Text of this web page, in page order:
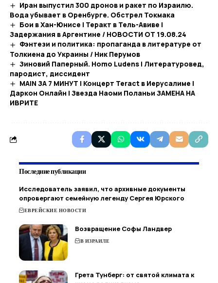
Иран выпустил 300 дронов и ракет по Израилю.
Вода убывает в Оренбурге. Обстрел Токмака
Бои в Хан-Юнисе | Теракт в Тель-Авиве |
Задержания в Аргентине / НОВОСТИ ОТ 19.08.24
Фэнтези и политика: пропаганда в литературе от
Толкиена до Украины / Ник Перумов
Зиновий Паперный. Homo Ludens | Литературовед,
пародист, диссидент
MAIN ЗА 7 МИНУТ | Концерт Teract в Иерусалиме |
Даркон Онлайн | Звезда Наоми Поланьи ЗАМЕНА НА
ИВРИТЕ
Последние публикации
Исследователь заявил, что архивные документы
опровергают семейную легенду Сергея Юрского
ЕВРЕЙСКИЕ НОВОСТИ
Возвращение Софы Ландвер
В ИЗРАИЛЕ
Грета Тунберг: от святой климата к